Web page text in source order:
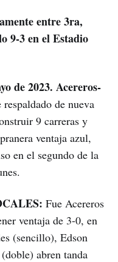
entre 3ra,
9-3 en el Estadio
de 2023. Acereros-
de nueva
9 carreras y
ventaja azul,
en el segundo de la
Fue Acereros
ventaja de 3-0, en
(sencillo), Edson
abren tanda